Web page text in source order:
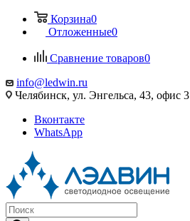
Корзина0
Отложенные0
Сравнение товаров0
info@ledwin.ru
Челябинск, ул. Энгельса, 43, офис 3
Вконтакте
WhatsApp